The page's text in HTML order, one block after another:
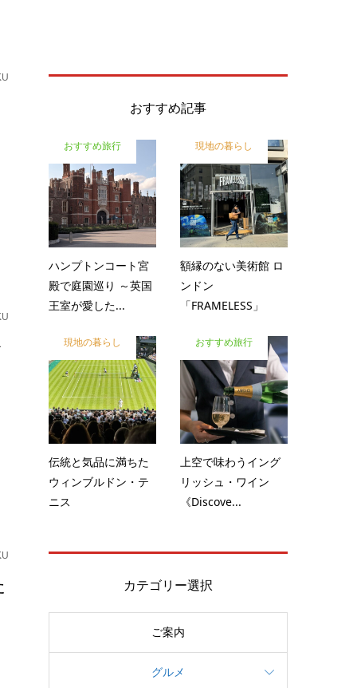
おすすめ記事
おすすめ旅行
ハンプトンコート宮
殿で庭園巡り ～英国
王室が愛した...
現地の暮らし
額縁のない美術館 ロ
ンドン
「FRAMELESS」
現地の暮らし
伝統と気品に満ちた
ウィンブルドン・テ
ニス
おすすめ旅行
上空で味わうイング
リッシュ・ワイン
《Discove...
カテゴリー選択
ご案内
グルメ